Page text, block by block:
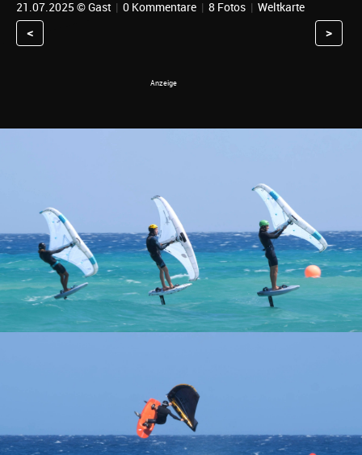
21.07.2025 © Gast | 0 Kommentare | 8 Fotos | Weltkarte
< >